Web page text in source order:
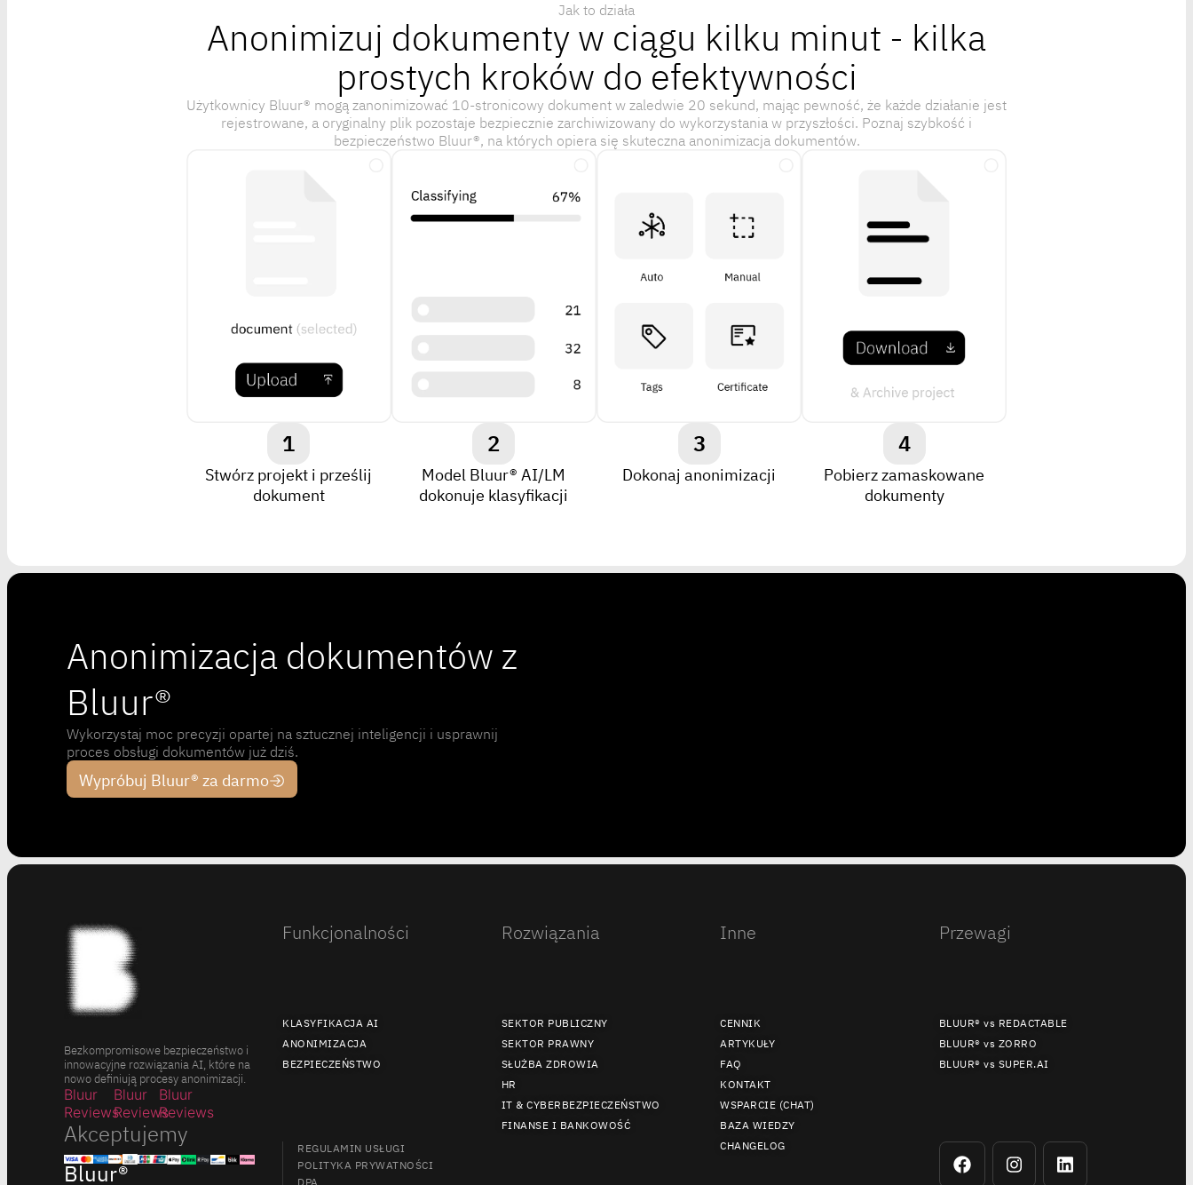
Jak to działa
Anonimizuj dokumenty w ciągu kilku minut - kilka
prostych kroków do efektywności
Użytkownicy Bluur® mogą zanonimizować 10-stronicowy dokument w zaledwie 20 sekund, mając pewność, że każde działanie jest
rejestrowane, a oryginalny plik pozostaje bezpiecznie zarchiwizowany do wykorzystania w przyszłości. Poznaj szybkość i
bezpieczeństwo Bluur®, na których opiera się skuteczna anonimizacja dokumentów.
1
Stwórz projekt i prześlij
dokument
2
Model Bluur® AI/LM
dokonuje klasyfikacji
3
Dokonaj anonimizacji
4
Pobierz zamaskowane
dokumenty
Anonimizacja dokumentów z
Bluur®
Wykorzystaj moc precyzji opartej na sztucznej inteligencji i usprawnij
proces obsługi dokumentów już dziś.
Wypróbuj Bluur® za darmo
Bezkompromisowe bezpieczeństwo i
innowacyjne rozwiązania AI, które na
nowo definiują procesy anonimizacji.
Bluur
Reviews
Bluur
Reviews
Bluur
Reviews
Akceptujemy
Bluur®
Funkcjonalności
KLASYFIKACJA AI
ANONIMIZACJA
BEZPIECZEŃSTWO
REGULAMIN USŁUGI
POLITYKA PRYWATNOŚCI
DPA
Rozwiązania
SEKTOR PUBLICZNY
SEKTOR PRAWNY
SŁUŻBA ZDROWIA
HR
IT & CYBERBEZPIECZEŃSTWO
FINANSE I BANKOWOŚĆ
Inne
CENNIK
ARTYKUŁY
FAQ
KONTAKT
WSPARCIE (CHAT)
BAZA WIEDZY
CHANGELOG
Przewagi
BLUUR® vs REDACTABLE
BLUUR® vs ZORRO
BLUUR® vs SUPER.AI